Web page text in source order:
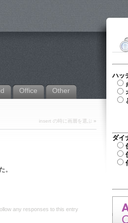
Office Other
insert の時に画層を選ぶ »
。
any responses to this entry
ハッ
ダイ